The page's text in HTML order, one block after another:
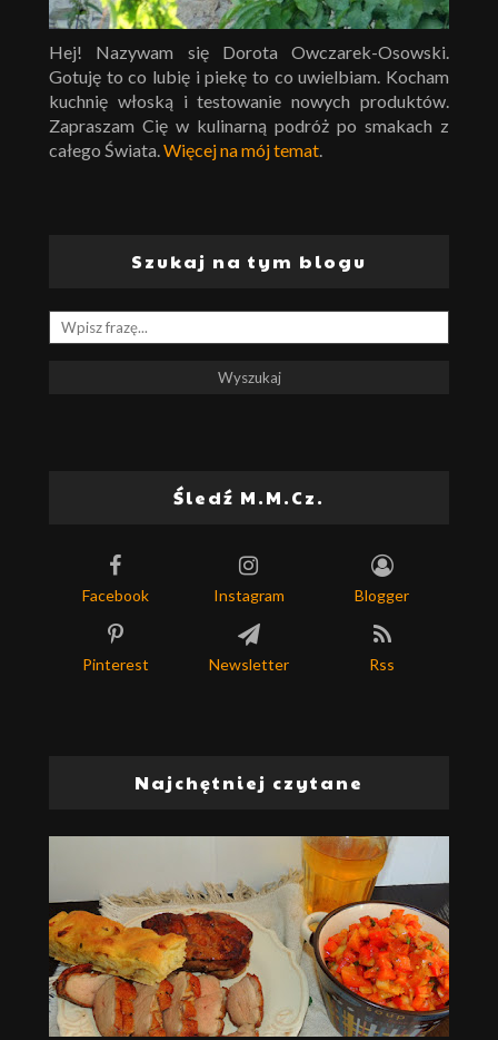
Hej! Nazywam się Dorota Owczarek-Osowski.
Gotuję to co lubię i piekę to co uwielbiam. Kocham
kuchnię włoską i testowanie nowych produktów.
Zapraszam Cię w kulinarną podróż po smakach z
całego Świata. Więcej na mój temat
Szukaj na tym blogu
Śledź M.M.Cz.
Facebook Instagram Blogger
Pinterest Newsletter Rss
Najchętniej czytane